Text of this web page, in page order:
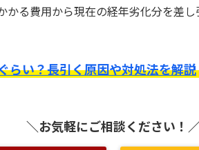
る費用から現在の経年劣化分を差し
らい？長引く原因や対処法を解説
＼お気軽にご相談ください！